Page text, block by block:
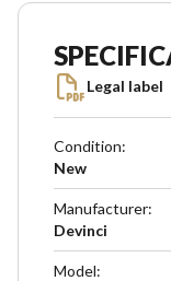
Legal label
Condition:
New
Manufacturer:
Devinci
Model: